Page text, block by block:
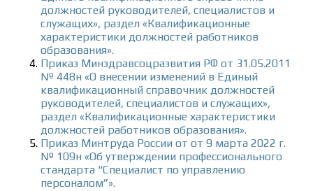
должностей руководителей, специалистов и
служащих», раздел «Квалификационные
характеристики должностей работников
образования».
Приказ Минздравсоцразвития РФ от 31.05.2011
№ 448н «О внесении изменений в Единый
квалификационный справочник должностей
руководителей, специалистов и служащих»,
раздел «Квалификационные характеристики
должностей работников образования».
Приказ Минтруда России от от 9 марта 2022 г.
№ 109н «Об утверждении профессионального
стандарта “Специалист по управлению
персоналом”».